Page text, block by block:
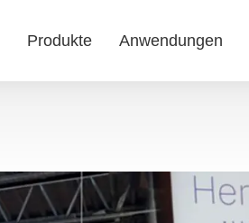
Produkte Anwendungen